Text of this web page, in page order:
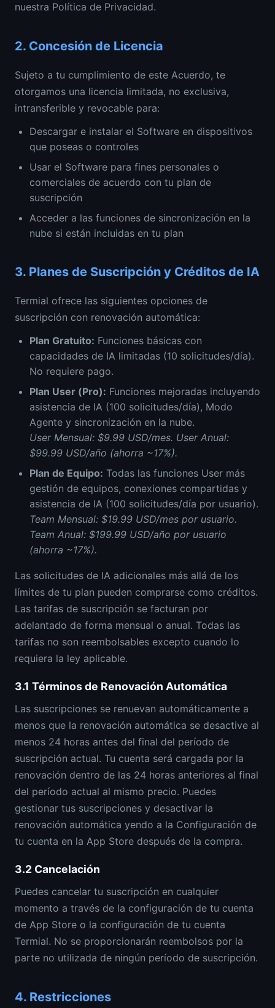
nuestra Política de Privacidad.
2. Concesión de Licencia
Sujeto a tu cumplimiento de este Acuerdo, te
otorgamos una licencia limitada, no exclusiva,
intransferible y revocable para:
Descargar e instalar el Software en dispositivos
que poseas o controles
Usar el Software para fines personales o
comerciales de acuerdo con tu plan de
suscripción
Acceder a las funciones de sincronización en la
nube si están incluidas en tu plan
3. Planes de Suscripción y Créditos de IA
Termial ofrece las siguientes opciones de
suscripción con renovación automática:
Plan Gratuito: Funciones básicas con
capacidades de IA limitadas (10 solicitudes/día).
No requiere pago.
Plan User (Pro): Funciones mejoradas incluyendo
asistencia de IA (100 solicitudes/día), Modo
Agente y sincronización en la nube.
User Mensual: $9.99 USD/mes. User Anual:
$99.99 USD/año (ahorra ~17%).
Plan de Equipo: Todas las funciones User más
gestión de equipos, conexiones compartidas y
asistencia de IA (100 solicitudes/día por usuario).
Team Mensual: $19.99 USD/mes por usuario.
Team Anual: $199.99 USD/año por usuario
(ahorra ~17%).
Las solicitudes de IA adicionales más allá de los
límites de tu plan pueden comprarse como créditos.
Las tarifas de suscripción se facturan por
adelantado de forma mensual o anual. Todas las
tarifas no son reembolsables excepto cuando lo
requiera la ley aplicable.
3.1 Términos de Renovación Automática
Las suscripciones se renuevan automáticamente a
menos que la renovación automática se desactive al
menos 24 horas antes del final del período de
suscripción actual. Tu cuenta será cargada por la
renovación dentro de las 24 horas anteriores al final
del período actual al mismo precio. Puedes
gestionar tus suscripciones y desactivar la
renovación automática yendo a la Configuración de
tu cuenta en la App Store después de la compra.
3.2 Cancelación
Puedes cancelar tu suscripción en cualquier
momento a través de la configuración de tu cuenta
de App Store o la configuración de tu cuenta
Termial. No se proporcionarán reembolsos por la
parte no utilizada de ningún período de suscripción.
4. Restricciones